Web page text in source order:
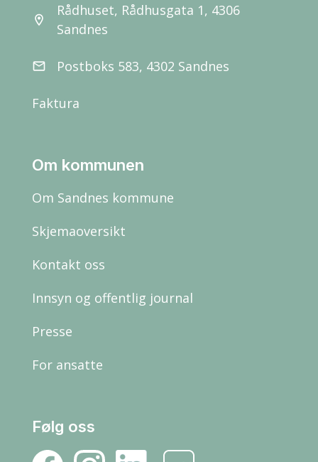
location_on
Rådhuset, Rådhusgata 1, 4306
Sandnes
email Postboks 583, 4302 Sandnes
Faktura
Om kommunen
Om Sandnes kommune
Skjemaoversikt
Kontakt oss
Innsyn og offentlig journal
Presse
For ansatte
Følg oss